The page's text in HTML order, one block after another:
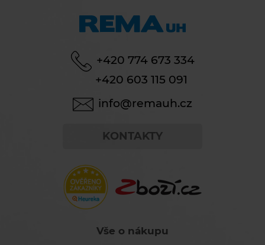
+420 774 673 334
+420 603 115 091
info@remauh.cz
KONTAKTY
Vše o nákupu